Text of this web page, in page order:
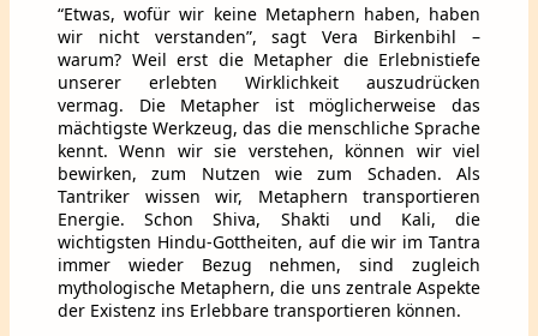
“Etwas, wofür wir keine Metaphern haben, haben
wir nicht verstanden”, sagt Vera Birkenbihl –
warum? Weil erst die Metapher die Erlebnistiefe
unserer erlebten Wirklichkeit auszudrücken
vermag. Die Metapher ist möglicherweise das
mächtigste Werkzeug, das die menschliche Sprache
kennt. Wenn wir sie verstehen, können wir viel
bewirken, zum Nutzen wie zum Schaden. Als
Tantriker wissen wir, Metaphern transportieren
Energie. Schon Shiva, Shakti und Kali, die
wichtigsten Hindu-Gottheiten, auf die wir im Tantra
immer wieder Bezug nehmen, sind zugleich
mythologische Metaphern, die uns zentrale Aspekte
der Existenz ins Erlebbare transportieren können.